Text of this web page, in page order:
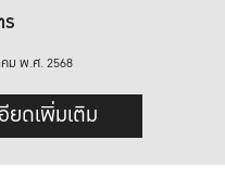
ม พ.ศ. 2568
ยดเพิ่มเติม